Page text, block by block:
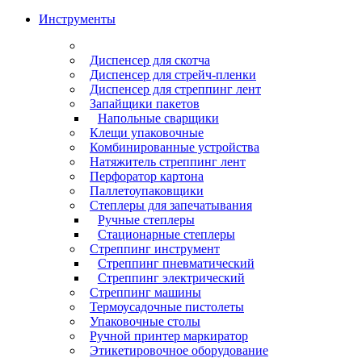
Инструменты
Диспенсер для скотча
Диспенсер для стрейч-пленки
Диспенсер для стреппинг лент
Запайщики пакетов
Напольные сварщики
Клещи упаковочные
Комбинированные устройства
Натяжитель стреппинг лент
Перфоратор картона
Паллетоупаковщики
Степлеры для запечатывания
Ручные степлеры
Стационарные степлеры
Стреппинг инструмент
Стреппинг пневматический
Стреппинг электрический
Стреппинг машины
Термоусадочные пистолеты
Упаковочные столы
Ручной принтер маркиратор
Этикетировочное оборудование